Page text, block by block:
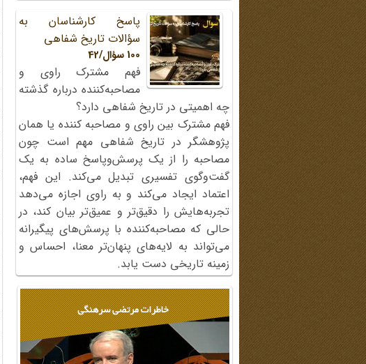
پاسخ کارشناسان به
سؤالات تاریخ شفاهی
100 سؤال/42
فهم مشترک راوی و
مصاحبه‌کننده درباره گذشته
چه اهمیتی در تاریخ شفاهی دارد؟
فهم مشترک بین راوی و مصاحبه کننده یا همان
پژوهشگر در تاریخ شفاهی مهم است چون
مصاحبه را از یک پرسش‌وپاسخ ساده به یک
گفت‌وگوی تفسیری تبدیل می‌کند. این فهم،
اعتماد ایجاد می‌کند و به راوی اجازه می‌دهد
تجربه‌هایش را دقیق‌تر و عمیق‌تر بیان کند، در
حالی که مصاحبه‌کننده با پرسش‌های پیگیرانه
می‌تواند به لایه‌های پنهان‌تر معنا، احساس و
زمینه تاریخی دست یابد.